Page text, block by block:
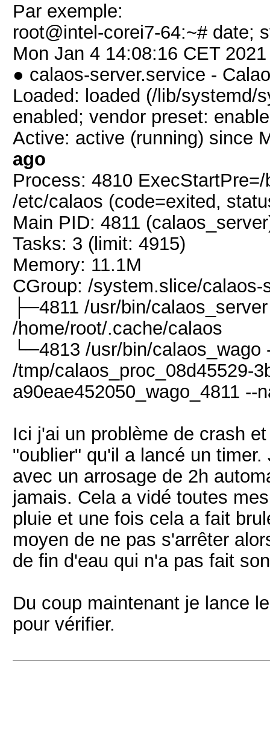
Par exemple:
root@intel-corei7-64:~# date;
Mon Jan 4 14:08:16 CET 2021
● calaos-server.service -
Loaded: loaded (/lib/systemd/
enabled; vendor preset:
Active: active (running) since
ago
Process: 4810
/etc/calaos (code=exited,
Main PID: 4811
Tasks: 3 (limit: 4915)
Memory: 11.1M
CGroup: /system.slice/calaos-
├─4811 /usr/bin/
/home/root/.cache/calaos
└─4813 /usr/bin/calaos_wago
/tmp/calaos_proc_08d45529-
a90eae452050_wago_4811 --
Ici j'ai un problème de crash
"oublier" qu'il a lancé un
avec un arrosage de 2h
jamais. Cela a vidé toutes
pluie et une fois cela a fait
moyen de ne pas s'arrêter
de fin d'eau qui n'a pas fait
Du coup maintenant je lance
pour vérifier.